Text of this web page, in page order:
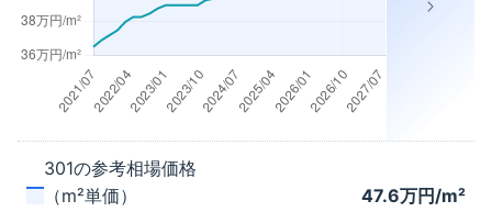
301の参考相場価格
（m²単価）
47.6万円/m²